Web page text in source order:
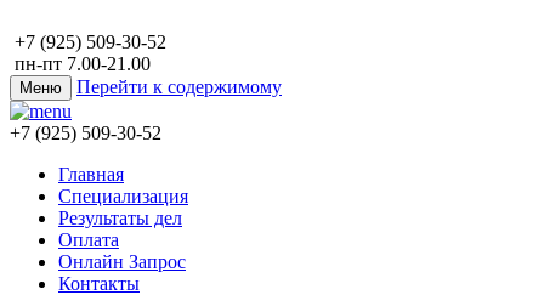
+7 (925) 509-30-52
пн-пт 7.00-21.00
Меню Перейти к содержимому
+7 (925) 509-30-52
Главная
Специализация
Результаты дел
Оплата
Онлайн Запрос
Контакты